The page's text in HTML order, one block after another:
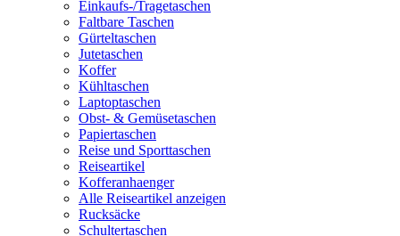
Einkaufs-/Tragetaschen
Faltbare Taschen
Gürteltaschen
Jutetaschen
Koffer
Kühltaschen
Laptoptaschen
Obst- & Gemüsetaschen
Papiertaschen
Reise und Sporttaschen
Reiseartikel
Kofferanhaenger
Alle Reiseartikel anzeigen
Rucksäcke
Schultertaschen